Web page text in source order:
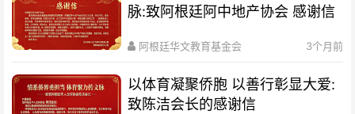
脉:致阿根廷阿中地产协会 感谢信
阿根廷华文教育基金会 3个月前
以体育凝聚侨胞 以善行彰显大爱:
致陈洁会长的感谢信